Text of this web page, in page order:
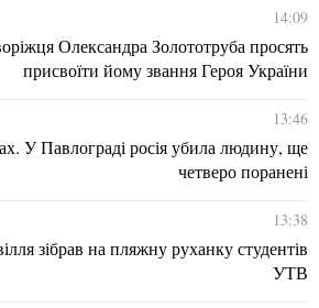
14:09
Олександра Золототруба просять
присвоїти йому звання Героя України
13:46
У Павлограді росія убила людину, ще
четверо поранені
13:38
зібрав на пляжну руханку студентів
УТВ